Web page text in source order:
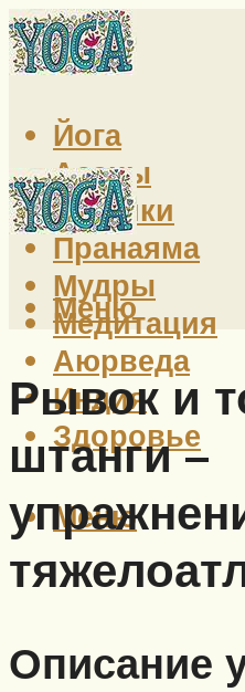
Йога
Асаны
Техники
Пранаяма
Мудры
Медитация
Аюрведа
Индия
Здоровье
Меню
Меню
Рывок и
штанги –
Описание